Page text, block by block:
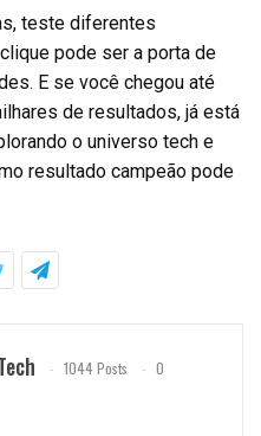
teste diferentes
pode ser a porta de
E se você chegou até
de resultados, já está
o universo tech e
resultado campeão pode
1044 Posts
0